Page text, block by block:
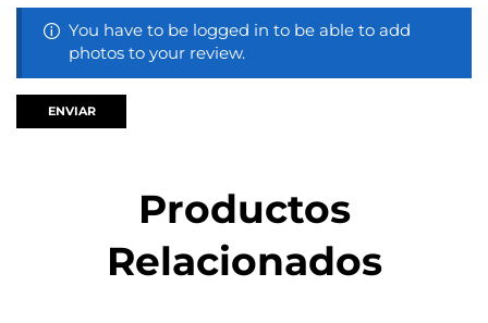
You have to be logged in to be able to add
photos to your review.
Productos
Relacionados